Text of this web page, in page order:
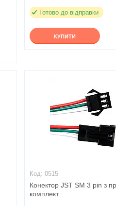
Готово до відправки
КУПИТИ
0515
Конектор JST SM 3 pin з
комплект